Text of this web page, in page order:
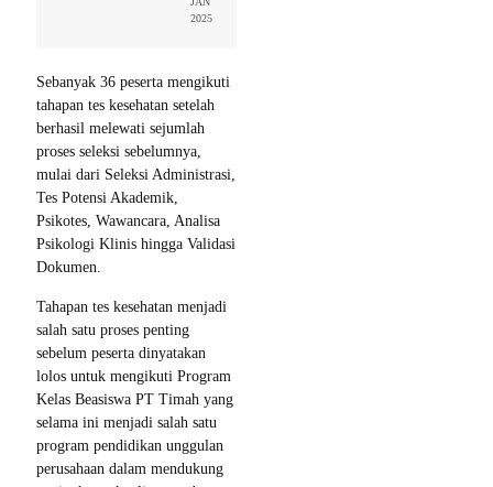
2025
Sebanyak 36 peserta mengikuti
tahapan tes kesehatan setelah
berhasil melewati sejumlah
proses seleksi sebelumnya,
mulai dari Seleksi Administrasi,
Tes Potensi Akademik,
Psikotes, Wawancara, Analisa
Psikologi Klinis hingga Validasi
Dokumen.
Tahapan tes kesehatan menjadi
salah satu proses penting
sebelum peserta dinyatakan
lolos untuk mengikuti Program
Kelas Beasiswa PT Timah yang
selama ini menjadi salah satu
program pendidikan unggulan
perusahaan dalam mendukung